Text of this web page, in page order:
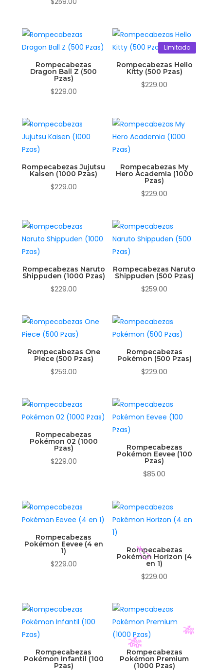
Rompecabezas
Dragon Ball Z (500
Pzas)
$229.00
Limitado
Rompecabezas Hello
Kitty (500 Pzas)
$229.00
Rompecabezas Jujutsu
Kaisen (1000 Pzas)
$229.00
Rompecabezas My
Hero Academia (1000
Pzas)
$229.00
Rompecabezas Naruto
Shippuden (1000 Pzas)
$229.00
Rompecabezas Naruto
Shippuden (500 Pzas)
$259.00
Rompecabezas One
Piece (500 Pzas)
$259.00
Rompecabezas
Pokémon (500 Pzas)
$229.00
Rompecabezas
Pokémon 02 (1000
Pzas)
$229.00
Rompecabezas
Pokémon Eevee (100
Pzas)
$85.00
Rompecabezas
Pokémon Eevee (4 en
1)
$229.00
Rompecabezas
Pokémon Horizon (4
en 1)
$229.00
Rompecabezas
Pokémon Infantil (100
Pzas)
Rompecabezas
Pokémon Premium
(1000 Pzas)
🏷️